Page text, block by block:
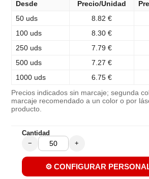
Desde Precio/Unidad
50 uds
8.82 €
100 uds
8.30 €
250 uds
7.79 €
500 uds
7.27 €
1000 uds
6.75 €
Precios indicados sin marcaje; segunda
marcaje recomendado a un color o por
producto.
Cantidad
− +
⚙️ CONFIGURAR